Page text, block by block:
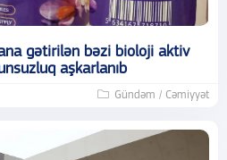
gətirilən bəzi bioloji aktiv
aşkarlanıb
Gündəm / Cəmiyyət